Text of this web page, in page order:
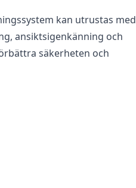
kan utrustas med
ansiktsigenkänning och
säkerheten och